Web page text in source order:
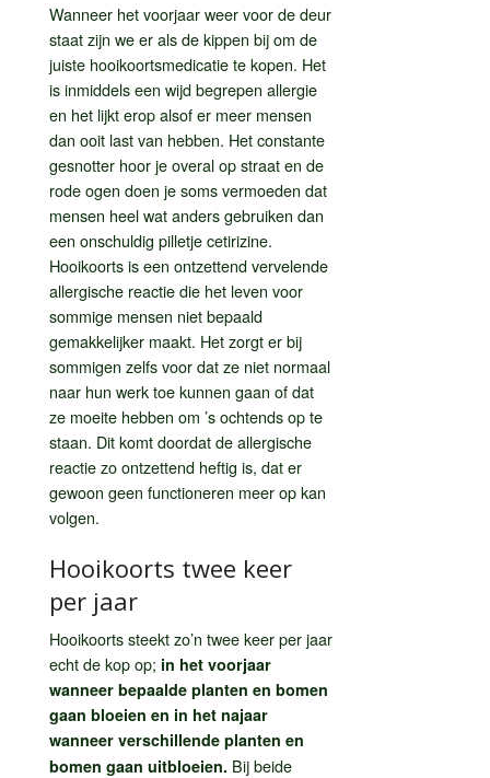
Wanneer het voorjaar weer voor de deur
staat zijn we er als de kippen bij om de
juiste hooikoortsmedicatie te kopen. Het
is inmiddels een wijd begrepen allergie
en het lijkt erop alsof er meer mensen
dan ooit last van hebben. Het constante
gesnotter hoor je overal op straat en de
rode ogen doen je soms vermoeden dat
mensen heel wat anders gebruiken dan
een onschuldig pilletje cetirizine.
Hooikoorts is een ontzettend vervelende
allergische reactie die het leven voor
sommige mensen niet bepaald
gemakkelijker maakt. Het zorgt er bij
sommigen zelfs voor dat ze niet normaal
naar hun werk toe kunnen gaan of dat
ze moeite hebben om ’s ochtends op te
staan. Dit komt doordat de allergische
reactie zo ontzettend heftig is, dat er
gewoon geen functioneren meer op kan
volgen.
Hooikoorts twee keer
per jaar
Hooikoorts steekt zo’n twee keer per jaar
echt de kop op; in het voorjaar
wanneer bepaalde planten en bomen
gaan bloeien en in het najaar
wanneer verschillende planten en
bomen gaan uitbloeien. Bij beide